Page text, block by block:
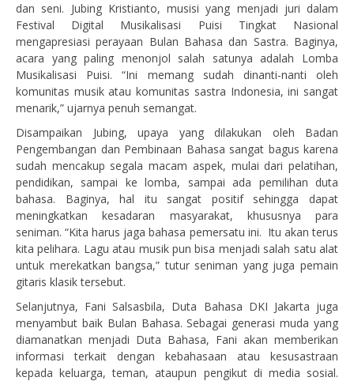
dan seni. Jubing Kristianto, musisi yang menjadi juri dalam
Festival Digital Musikalisasi Puisi Tingkat Nasional
mengapresiasi perayaan Bulan Bahasa dan Sastra. Baginya,
acara yang paling menonjol salah satunya adalah Lomba
Musikalisasi Puisi. “Ini memang sudah dinanti-nanti oleh
komunitas musik atau komunitas sastra Indonesia, ini sangat
menarik,” ujarnya penuh semangat.
Disampaikan Jubing, upaya yang dilakukan oleh Badan
Pengembangan dan Pembinaan Bahasa sangat bagus karena
sudah mencakup segala macam aspek, mulai dari pelatihan,
pendidikan, sampai ke lomba, sampai ada pemilihan duta
bahasa. Baginya, hal itu sangat positif sehingga dapat
meningkatkan kesadaran masyarakat, khususnya para
seniman. “Kita harus jaga bahasa pemersatu ini. Itu akan terus
kita pelihara. Lagu atau musik pun bisa menjadi salah satu alat
untuk merekatkan bangsa,” tutur seniman yang juga pemain
gitaris klasik tersebut.
Selanjutnya, Fani Salsasbila, Duta Bahasa DKI Jakarta juga
menyambut baik Bulan Bahasa. Sebagai generasi muda yang
diamanatkan menjadi Duta Bahasa, Fani akan memberikan
informasi terkait dengan kebahasaan atau kesusastraan
kepada keluarga, teman, ataupun pengikut di media sosial.